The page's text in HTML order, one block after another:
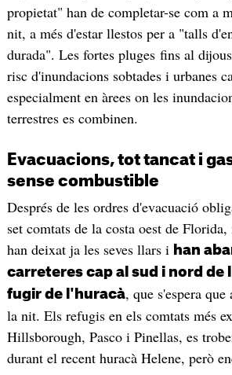
propietat" han de completar-se com a
nit, a més d'estar llestos per a "talls
durada". Les fortes pluges fins al
risc d'inundacions sobtades i urbanes
especialment en àrees on les
terrestres es combinen.
Evacuacions, tot tancat i
sense combustible
Després de les ordres d'evacuació
set comtats de la costa oest de
han deixat ja les seves llars i han
carreteres cap al sud i nord de
fugir de l'huracà, que s'espera
la nit. Els refugis en els comtats més
Hillsborough, Pasco i Pinellas, es
durant el recent huracà Helene, però